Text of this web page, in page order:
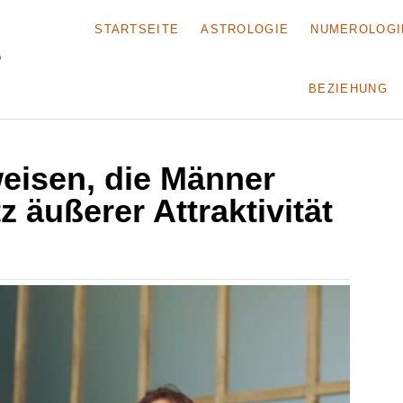
STARTSEITE ASTROLOGIE
BEZIEHUNG
die Männer
äußerer Attraktivität